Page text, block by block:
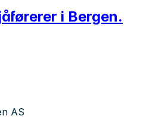
i Bergen.
AS